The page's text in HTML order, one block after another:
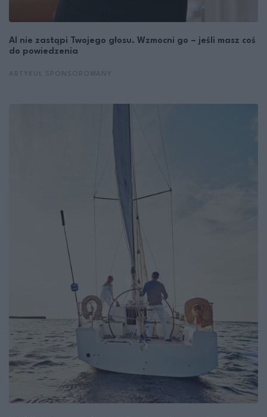
AI nie zastąpi Twojego głosu. Wzmocni go – jeśli masz coś
do powiedzenia